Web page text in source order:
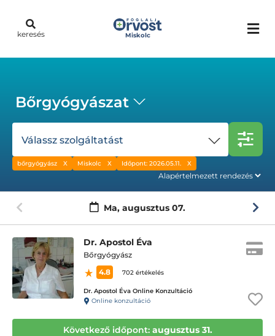
keresés Miskolc
Bőrgyógyászat
Válassz szolgáltatást
bőrgyógyász Miskolc Időpont: 2026.05.11.
Ma, augusztus 07.
Dr. Apostol Éva
Bőrgyógyász
4.8
702 értékelés
Dr. Apostol Éva Online Konzultáció
Online konzultáció
Következő időpont: augusztus 31.